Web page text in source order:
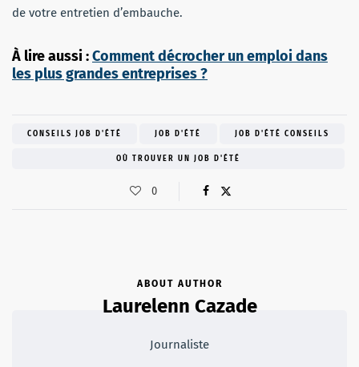
de votre entretien d’embauche.
À lire aussi :Comment décrocher un emploi dans
les plus grandes entreprises ?
CONSEILS JOB D'ÉTÉ JOB D'ÉTÉ JOB D'ÉTÉ CONSEILS
OÙ TROUVER UN JOB D'ÉTÉ
0
ABOUT AUTHOR
Laurelenn Cazade
Journaliste